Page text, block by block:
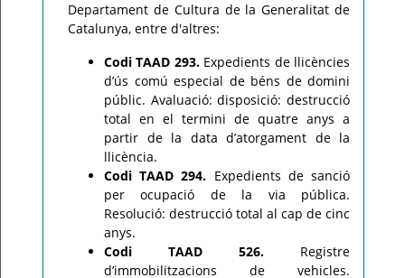
Departament de Cultura de la Generalitat de
Catalunya, entre d'altres:
Codi TAAD 293.Expedients de llicències
d’ús comú especial de béns de domini
públic. Avaluació: disposició: destrucció
total en el termini de quatre anys a
partir de la data d’atorgament de la
llicència.
Codi TAAD 294. Expedients de sanció
per ocupació de la via pública.
Resolució: destrucció total al cap de cinc
anys.
Codi TAAD 526. Registre
d’immobilitzacions de vehicles.